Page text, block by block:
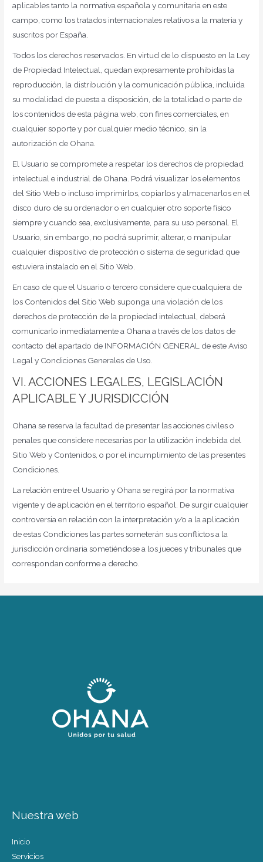
aplicables tanto la normativa española y comunitaria en este
campo, como los tratados internacionales relativos a la materia y
suscritos por España.
Todos los derechos reservados. En virtud de lo dispuesto en la Ley
de Propiedad Intelectual, quedan expresamente prohibidas la
reproducción, la distribución y la comunicación pública, incluida
su modalidad de puesta a disposición, de la totalidad o parte de
los contenidos de esta página web, con fines comerciales, en
cualquier soporte y por cualquier medio técnico, sin la
autorización de Ohana.
El Usuario se compromete a respetar los derechos de propiedad
intelectual e industrial de Ohana. Podrá visualizar los elementos
del Sitio Web o incluso imprimirlos, copiarlos y almacenarlos en el
disco duro de su ordenador o en cualquier otro soporte físico
siempre y cuando sea, exclusivamente, para su uso personal. El
Usuario, sin embargo, no podrá suprimir, alterar, o manipular
cualquier dispositivo de protección o sistema de seguridad que
estuviera instalado en el Sitio Web.
En caso de que el Usuario o tercero considere que cualquiera de
los Contenidos del Sitio Web suponga una violación de los
derechos de protección de la propiedad intelectual, deberá
comunicarlo inmediatamente a Ohana a través de los datos de
contacto del apartado de INFORMACIÓN GENERAL de este Aviso
Legal y Condiciones Generales de Uso.
VI. ACCIONES LEGALES, LEGISLACIÓN
APLICABLE Y JURISDICCIÓN
Ohana se reserva la facultad de presentar las acciones civiles o
penales que considere necesarias por la utilización indebida del
Sitio Web y Contenidos, o por el incumplimiento de las presentes
Condiciones.
La relación entre el Usuario y Ohana se regirá por la normativa
vigente y de aplicación en el territorio español. De surgir cualquier
controversia en relación con la interpretación y/o a la aplicación
de estas Condiciones las partes someterán sus conflictos a la
jurisdicción ordinaria sometiéndose a los jueces y tribunales que
correspondan conforme a derecho.
Nuestra web
Inicio
Servicios